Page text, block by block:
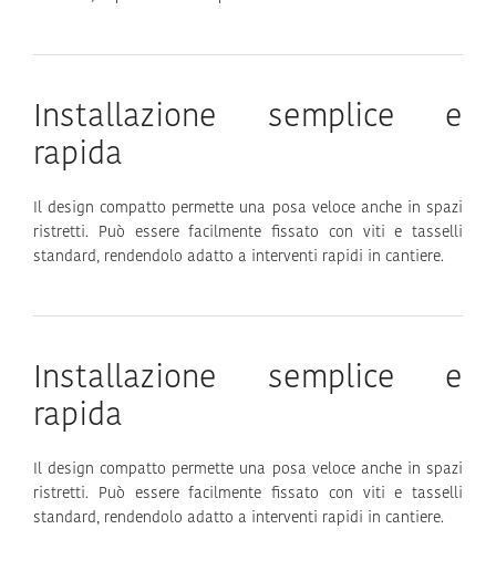
Installazione semplice e
rapida
Il design compatto permette una posa veloce anche in spazi
ristretti. Può essere facilmente fissato con viti e tasselli
standard, rendendolo adatto a interventi rapidi in cantiere.
Installazione semplice e
rapida
Il design compatto permette una posa veloce anche in spazi
ristretti. Può essere facilmente fissato con viti e tasselli
standard, rendendolo adatto a interventi rapidi in cantiere.